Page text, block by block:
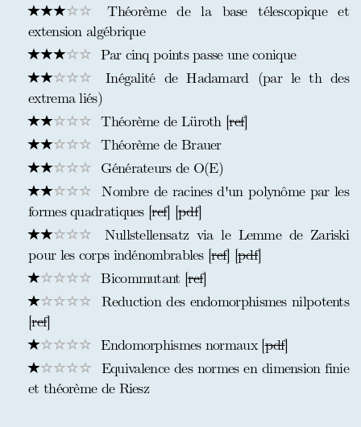
Théorème de la base télescopique et
extension algébrique
Par cinq points passe une conique
Inégalité de Hadamard (par le th des
extrema liés)
Théorème de Lüroth [ref]
Théorème de Brauer
Générateurs de O(E)
Nombre de racines d'un polynôme par les
formes quadratiques [ref] [pdf]
Nullstellensatz via le Lemme de Zariski
pour les corps indénombrables [ref] [pdf]
Bicommutant [ref]
Reduction des endomorphismes nilpotents
[ref]
Endomorphismes normaux [pdf]
Equivalence des normes en dimension finie
et théorème de Riesz